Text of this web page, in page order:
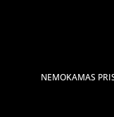
NEMOKAMAS